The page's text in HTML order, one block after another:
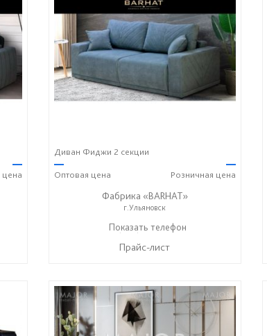
—
цена
Диван Фиджи 2 секции
—
Оптовая цена
—
Розничная цена
Фабрика «BARHAT»
г.Ульяновск
+7 (996) 219-29-77
Показать телефон
Прайс-лист